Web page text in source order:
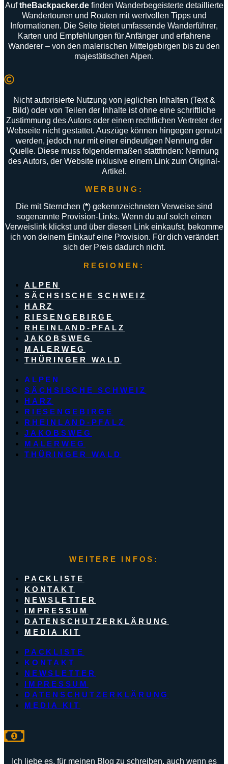
Auf theBackpacker.de finden Wanderbegeisterte detaillierte
Wandertouren und Routen mit wertvollen Tipps und
Informationen. Die Seite bietet umfassende Wanderführer,
Karten und Empfehlungen für Anfänger und erfahrene
Wanderer – von den malerischen Mittelgebirgen bis zu den
majestätischen Alpen.
Nicht autorisierte Nutzung von jeglichen Inhalten (Text &
Bild) oder von Teilen der Inhalte ist ohne eine schriftliche
Zustimmung des Autors oder einem rechtlichen Vertreter der
Webseite nicht gestattet. Auszüge können hingegen genutzt
werden, jedoch nur mit einer eindeutigen Nennung der
Quelle. Diese muss folgendermaßen stattfinden: Nennung
des Autors, der Website inklusive einem Link zum Original-
Artikel.
WERBUNG:
Die mit Sternchen (*) gekennzeichneten Verweise sind
sogenannte Provision-Links. Wenn du auf solch einen
Verweislink klickst und über diesen Link einkaufst, bekomme
ich von deinem Einkauf eine Provision. Für dich verändert
sich der Preis dadurch nicht.
REGIONEN:
ALPEN
SÄCHSISCHE SCHWEIZ
HARZ
RIESENGEBIRGE
RHEINLAND-PFALZ
JAKOBSWEG
MALERWEG
THÜRINGER WALD
ALPEN
SÄCHSISCHE SCHWEIZ
HARZ
RIESENGEBIRGE
RHEINLAND-PFALZ
JAKOBSWEG
MALERWEG
THÜRINGER WALD
WEITERE INFOS:
PACKLISTE
KONTAKT
NEWSLETTER
IMPRESSUM
DATENSCHUTZERKLÄRUNG
MEDIA KIT
PACKLISTE
KONTAKT
NEWSLETTER
IMPRESSUM
DATENSCHUTZERKLÄRUNG
MEDIA KIT
Ich liebe es, für meinen Blog zu schreiben, auch wenn es